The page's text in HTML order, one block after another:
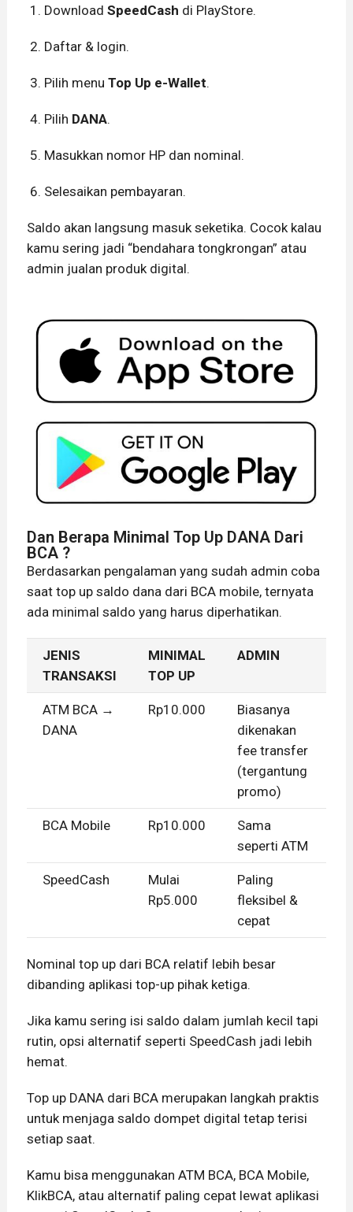
Download SpeedCash di PlayStore.
Daftar & login.
Pilih menu Top Up e-Wallet.
Pilih DANA.
Masukkan nomor HP dan nominal.
Selesaikan pembayaran.
Saldo akan langsung masuk seketika. Cocok kalau
kamu sering jadi “bendahara tongkrongan” atau
admin jualan produk digital.
Dan Berapa Minimal Top Up DANA Dari
BCA ?
Berdasarkan pengalaman yang sudah admin coba
saat top up saldo dana dari BCA mobile, ternyata
ada minimal saldo yang harus diperhatikan.
JENIS
TRANSAKSI
MINIMAL
TOP UP
ADMIN
ATM BCA →
DANA
Rp10.000
Biasanya
dikenakan
fee transfer
(tergantung
promo)
BCA Mobile Rp10.000
Sama
seperti ATM
SpeedCash
Mulai
Rp5.000
Paling
fleksibel &
cepat
Nominal top up dari BCA relatif lebih besar
dibanding aplikasi top-up pihak ketiga.
Jika kamu sering isi saldo dalam jumlah kecil tapi
rutin, opsi alternatif seperti SpeedCash jadi lebih
hemat.
Top up DANA dari BCA merupakan langkah praktis
untuk menjaga saldo dompet digital tetap terisi
setiap saat.
Kamu bisa menggunakan ATM BCA, BCA Mobile,
KlikBCA, atau alternatif paling cepat lewat aplikasi